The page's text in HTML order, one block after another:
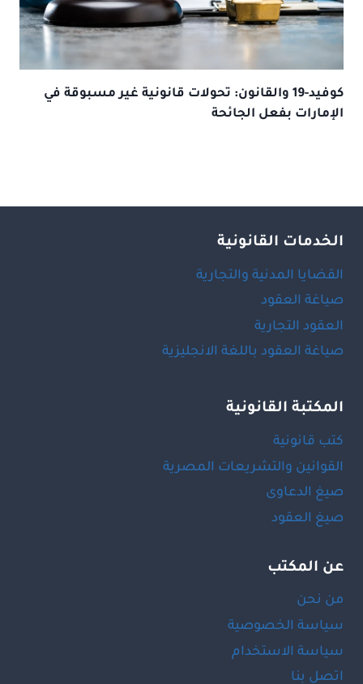
كوفيد-19 والقانون: تحولات قانونية غير مسبوقة في
الإمارات بفعل الجائحة
الخدمات القانونية
القضايا المدنية والتجارية
صياغة العقود
العقود التجارية
صياغة العقود باللغة الانجليزية
المكتبة القانونية
كتب قانونية
القوانين والتشريعات المصرية
صيغ الدعاوى
صيغ العقود
عن المكتب
من نحن
سياسة الخصوصية
سياسة الاستخدام
اتصل بنا